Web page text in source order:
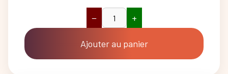
quantité
Comment
vivre
son
− +
Ajouter au panier